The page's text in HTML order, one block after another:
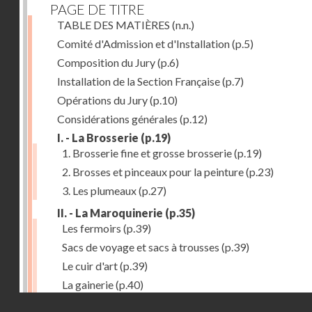
PAGE DE TITRE
TABLE DES MATIÈRES (n.n.)
Comité d'Admission et d'Installation(p.5)
Composition du Jury(p.6)
Installation de la Section Française(p.7)
Opérations du Jury(p.10)
Considérations générales (p.12)
I. - La Brosserie (p.19)
1. Brosserie fine et grosse brosserie(p.19)
2. Brosses et pinceaux pour la peinture(p.23)
3. Les plumeaux(p.27)
II. - La Maroquinerie (p.35)
Les fermoirs (p.39)
Sacs de voyage et sacs à trousses (p.39)
Le cuir d'art(p.39)
La gainerie(p.40)